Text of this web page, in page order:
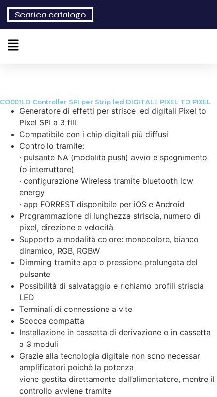
Scarica catalogo
CO001LD Controller SPI per Strip led DIGITALE PIXEL TO PIXEL
Generatore di effetti per strisce led digitali Pixel to
Pixel SPI a 3 fili
Compatibile con i chip digitali più diffusi
Controllo tramite:
· pulsante NA (modalità push) avvio e spegnimento
(o interruttore)
· configurazione Wireless tramite bluetooth low
energy
· app FORREST disponibile per iOS e Android
Programmazione di lunghezza striscia, numero di
pixel, direzione e velocità
Supporto a modalità colore: monocolore, bianco
dinamico, RGB, RGBW
Dimming tramite app o pressione prolungata del
pulsante
Possibilità di salvataggio e richiamo profili striscia
LED
Terminali di connessione a vite
Scocca compatta
Installazione in cassetta di derivazione o in cassetta
a 3 moduli
Grazie alla tecnologia digitale non sono necessari
amplificatori poichè la potenza
viene gestita direttamente dall’alimentatore, mentre il
controllo avviene tramite